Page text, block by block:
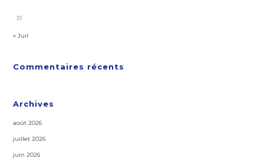
31
« Juil
Commentaires récents
Archives
août 2026
juillet 2026
juin 2026